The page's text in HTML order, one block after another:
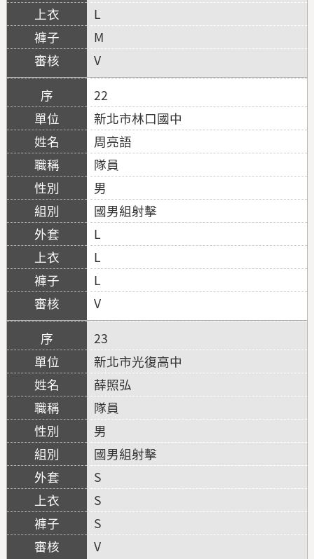
L
M
V
22
新北市林口國中
周亮語
隊員
男
國男組射擊
L
L
L
V
23
新北市光復高中
薛照弘
隊員
男
國男組射擊
S
S
S
V